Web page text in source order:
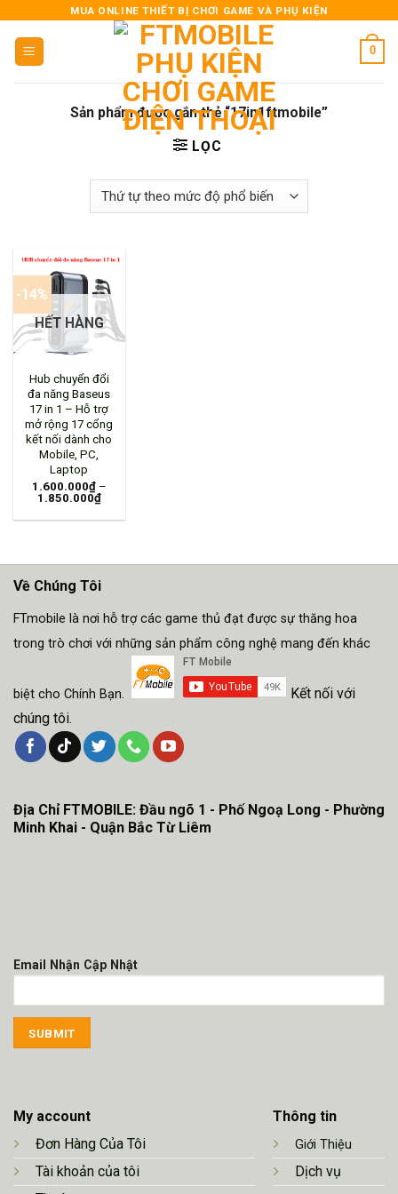
content
MUA ONLINE THIẾT BỊ CHƠI GAME VÀ PHỤ KIỆN
0
Sản phẩm được gắn thẻ “17in1ftmobile”
LỌC
-14%
HẾT HÀNG
Hub chuyển đổi
đa năng Baseus
17 in 1 – Hỗ trợ
mở rộng 17 cổng
kết nối dành cho
Mobile, PC,
Laptop
1.600.000₫–
1.850.000₫
Về Chúng Tôi
FTmobile là nơi hỗ trợ các game thủ đạt được sự thăng hoa
trong trò chơi với những sản phẩm công nghệ mang đến khác
biệt cho Chính Bạn.
Kết nối với
chúng tôi.
My account
Đơn Hàng Của Tôi
Tài khoản của tôi
Thông tin
Giới Thiệu
Dịch vụ
Địa Chỉ FTMOBILE: Đầu ngõ 1 - Phố Ngoạ Long - Phường
Minh Khai - Quận Bắc Từ Liêm
Email Nhận Cập Nhật